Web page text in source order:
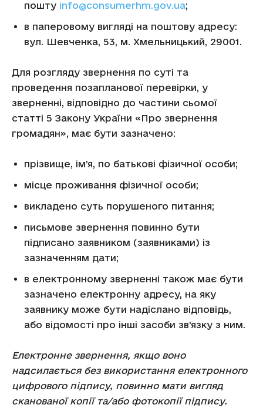
пошту info@consumerhm.gov.ua;
в паперовому вигляді на поштову адресу:
вул. Шевченка, 53, м. Хмельницький, 29001.
Для розгляду звернення по суті та
проведення позапланової перевірки, у
зверненні, відповідно до частини сьомої
статті 5 Закону України «Про звернення
громадян», має бути зазначено:
прізвище, ім’я, по батькові фізичної особи;
місце проживання фізичної особи;
викладено суть порушеного питання;
письмове звернення повинно бути
підписано заявником (заявниками) із
зазначенням дати;
в електронному зверненні також має бути
зазначено електронну адресу, на яку
заявнику може бути надіслано відповідь,
або відомості про інші засоби зв’язку з ним.
Електронне звернення, якщо воно
надсилається без використання електронного
цифрового підпису, повинно мати вигляд
сканованої копії та/або фотокопії підпису.